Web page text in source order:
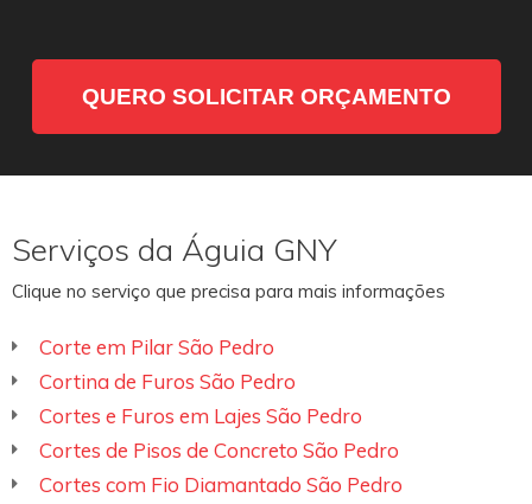
QUERO SOLICITAR ORÇAMENTO
Serviços da Águia GNY
Clique no serviço que precisa para mais informações
Corte em Pilar São Pedro
Cortina de Furos São Pedro
Cortes e Furos em Lajes São Pedro
Cortes de Pisos de Concreto São Pedro
Cortes com Fio Diamantado São Pedro